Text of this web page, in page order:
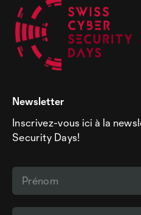
Newsletter
Inscrivez-vous ici à la
Security Days!